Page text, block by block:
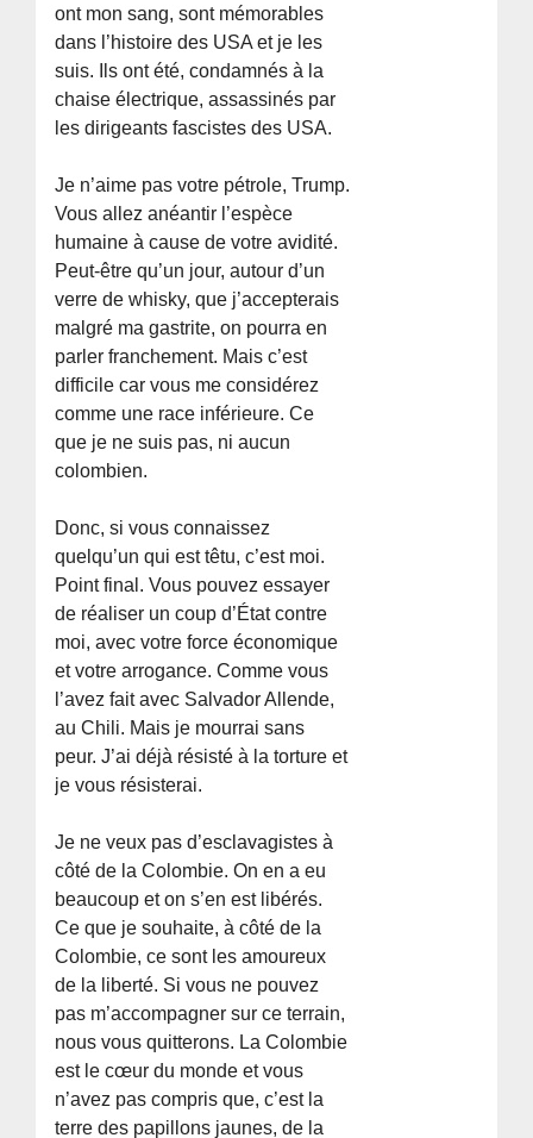
ont mon sang, sont mémorables
dans l’histoire des USA et je les
suis. Ils ont été, condamnés à la
chaise électrique, assassinés par
les dirigeants fascistes des USA.
Je n’aime pas votre pétrole, Trump.
Vous allez anéantir l’espèce
humaine à cause de votre avidité.
Peut-être qu’un jour, autour d’un
verre de whisky, que j’accepterais
malgré ma gastrite, on pourra en
parler franchement. Mais c’est
difficile car vous me considérez
comme une race inférieure. Ce
que je ne suis pas, ni aucun
colombien.
Donc, si vous connaissez
quelqu’un qui est têtu, c’est moi.
Point final. Vous pouvez essayer
de réaliser un coup d’État contre
moi, avec votre force économique
et votre arrogance. Comme vous
l’avez fait avec Salvador Allende,
au Chili. Mais je mourrai sans
peur. J’ai déjà résisté à la torture et
je vous résisterai.
Je ne veux pas d’esclavagistes à
côté de la Colombie. On en a eu
beaucoup et on s’en est libérés.
Ce que je souhaite, à côté de la
Colombie, ce sont les amoureux
de la liberté. Si vous ne pouvez
pas m’accompagner sur ce terrain,
nous vous quitterons. La Colombie
est le cœur du monde et vous
n’avez pas compris que, c’est la
terre des papillons jaunes, de la